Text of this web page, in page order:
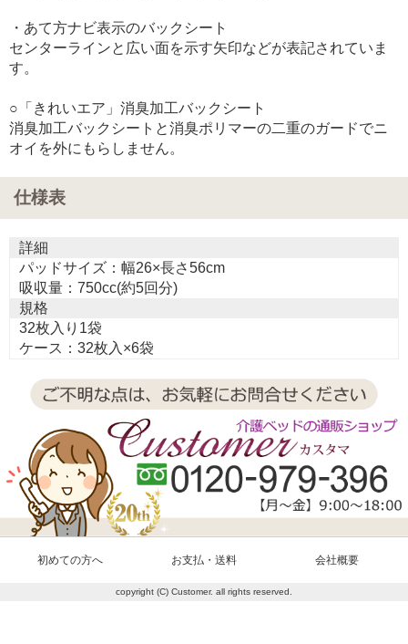
・あて方ナビ表示のバックシート
センターラインと広い面を示す矢印などが表記されていま
す。
○「きれいエア」消臭加工バックシート
消臭加工バックシートと消臭ポリマーの二重のガードでニ
オイを外にもらしません。
仕様表
詳細
パッドサイズ：幅26×長さ56cm
吸収量：750cc(約5回分)
規格
32枚入り1袋
ケース：32枚入×6袋
初めての方へ お支払・送料 会社概要
copyright (C) Customer. all rights reserved.